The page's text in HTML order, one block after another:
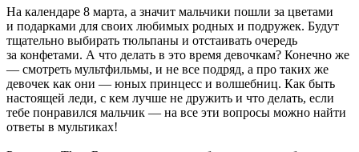
На календаре 8 марта, а значит мальчики пошли за цветами
и подарками для своих любимых родных и подружек. Будут
тщательно выбирать тюльпаны и отстаивать очередь
за конфетами. А что делать в это время девочкам? Конечно же
— смотреть мультфильмы, и не все подряд, а про таких же
девочек как они — юных принцесс и волшебниц. Как быть
настоящей леди, с кем лучше не дружить и что делать, если
тебе понравился мальчик — на все эти вопросы можно найти
ответы в мультиках!